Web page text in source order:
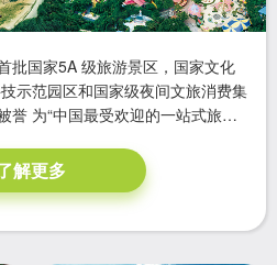
批国家5A 级旅游景区，国家文化
示范园区和国家级夜间文旅消费集
誉 为“中国最受欢迎的一站式旅游
地游客来广州度假休闲观光及 体
解更多